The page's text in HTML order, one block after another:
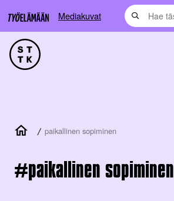
Mediakuvat
/ paikallinen sopiminen
paikallinen sopiminen